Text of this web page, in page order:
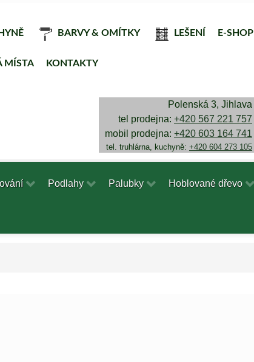
BARVY & OMÍTKY LEŠENÍ E-SHOP
MÍSTA KONTAKTY
Polenská 3, Jihlava
tel prodejna: +420 567 221 757
mobil prodejna: +420 603 164 741
tel. truhlárna, kuchyně: +420 604 273 105
Podlahy Palubky Hoblované dřevo